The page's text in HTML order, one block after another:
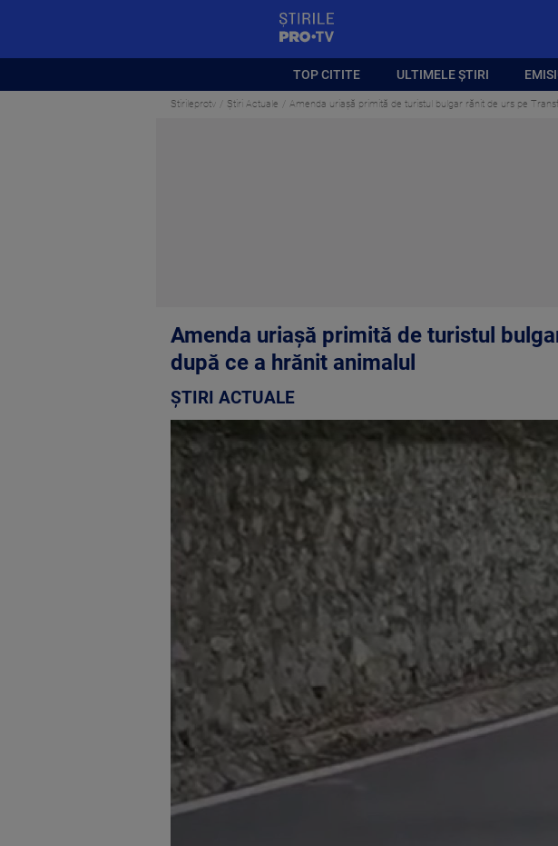
TOP CITITE ULTIMELE ȘTIRI
Stirileprotv Știri Actuale Amenda uriașă primită de turistul bulgar rănit de urs pe
Amenda uriașă primită de turistul
după ce a hrănit animalul
ȘTIRI ACTUALE